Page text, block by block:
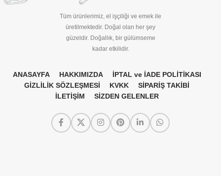
Tüm ürünlerimiz, el işçiliği ve emek ile
üretilmektedir. Doğal olan her şey
güzeldir. Doğallık, bir gülümseme
kadar etkilidir.
ANASAYFA HAKKIMIZDA
İPTAL ve İADE POLİTİKASI
GİZLİLİK SÖZLEŞMESİ
KVKK
SİPARİŞ TAKİBİ
İLETİŞİM
SİZDEN GELENLER